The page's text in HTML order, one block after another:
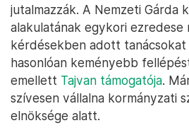
hogy szerepet kap
miniszterként, akkor magas
nemzetbiztonsági pozícióban.
Mike Waltz
A védelmi miniszter posztjának